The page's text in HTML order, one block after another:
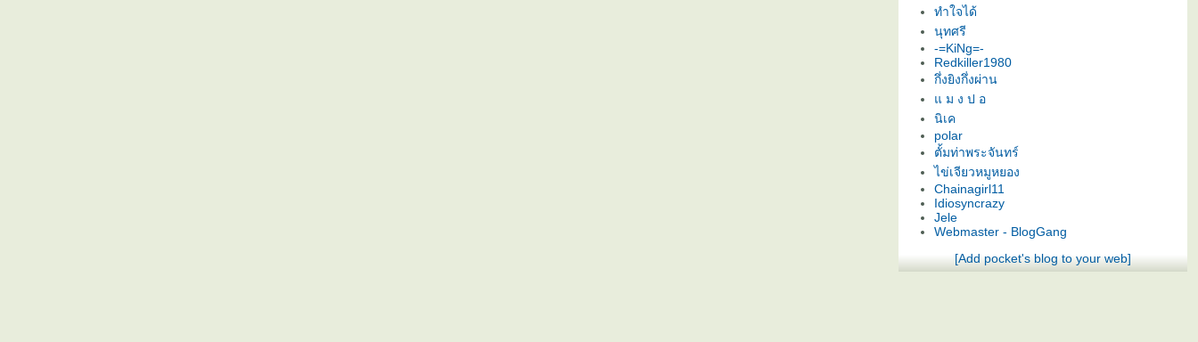
ทำใจได้
นุทศรี
-=KiNg=-
Redkiller1980
กึ่งยิงกึ่งผ่าน
ม ง ป อ
นิเค
polar
ตั้มท่าพระจันทร์
ไข่เจียวหมูหยอง
Chainagirl11
Idiosyncrazy
Jele
Webmaster - BlogGang
[Add pocket's blog to your web]